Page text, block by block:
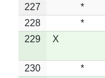
227
*
228
*
229
X
230 *